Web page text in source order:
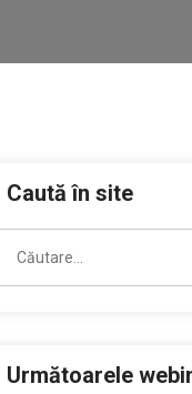
Caută în site
după:
Următoarele